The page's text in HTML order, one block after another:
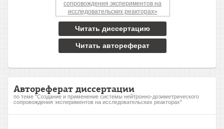
Читать диссертацию
Читать автореферат
Автореферат диссертации
по теме "Создание и применение системы нейтронно-дозиметрического
сопровождения экспериментов на исследовательских реакторах"